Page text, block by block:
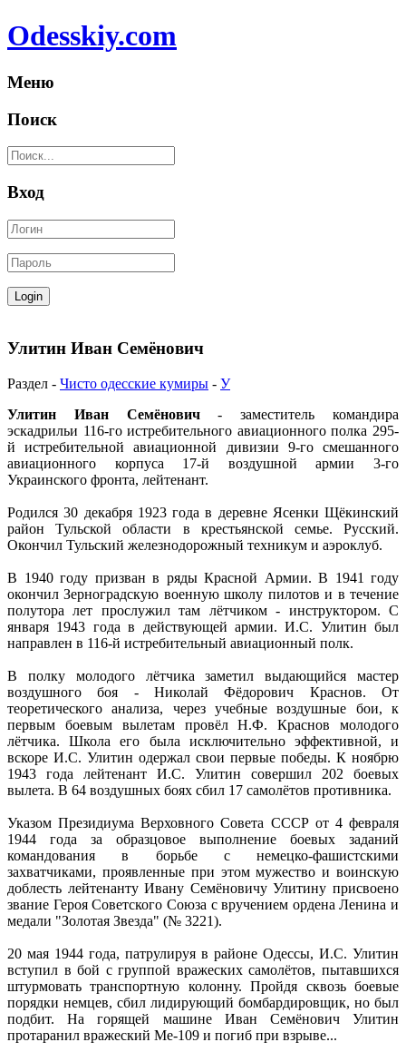
Odesskiy.com
Меню
Поиск
Вход
Улитин Иван Семёнович
Раздел - Чисто одесские кумиры - У
Улитин Иван Семёнович- заместитель командира
эскадрильи 116-го истребительного авиационного полка 295-
й истребительной авиационной дивизии 9-го смешанного
авиационного корпуса 17-й воздушной армии 3-го
Украинского фронта, лейтенант.
Родился 30 декабря 1923 года в деревне Ясенки Щёкинский
район Тульской области в крестьянской семье. Русский.
Окончил Тульский железнодорожный техникум и аэроклуб.
В 1940 году призван в ряды Красной Армии. В 1941 году
окончил Зерноградскую военную школу пилотов и в течение
полутора лет прослужил там лётчиком - инструктором. С
января 1943 года в действующей армии. И.С. Улитин был
направлен в 116-й истребительный авиационный полк.
В полку молодого лётчика заметил выдающийся мастер
воздушного боя - Николай Фёдорович Краснов. От
теоретического анализа, через учебные воздушные бои, к
первым боевым вылетам провёл Н.Ф. Краснов молодого
лётчика. Школа его была исключительно эффективной, и
вскоре И.С. Улитин одержал свои первые победы. К ноябрю
1943 года лейтенант И.С. Улитин совершил 202 боевых
вылета. В 64 воздушных боях сбил 17 самолётов противника.
Указом Президиума Верховного Совета СССР от 4 февраля
1944 года за образцовое выполнение боевых заданий
командования в борьбе с немецко-фашистскими
захватчиками, проявленные при этом мужество и воинскую
доблесть лейтенанту Ивану Семёновичу Улитину присвоено
звание Героя Советского Союза с вручением ордена Ленина и
медали "Золотая Звезда" (№ 3221).
20 мая 1944 года, патрулируя в районе Одессы, И.С. Улитин
вступил в бой с группой вражеских самолётов, пытавшихся
штурмовать транспортную колонну. Пройдя сквозь боевые
порядки немцев, сбил лидирующий бомбардировщик, но был
подбит. На горящей машине Иван Семёнович Улитин
протаранил вражеский Ме-109 и погиб при взрыве...